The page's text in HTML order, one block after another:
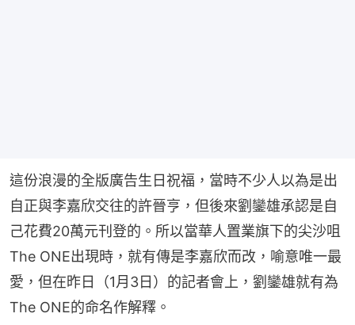
這份浪漫的全版廣告生日祝福，當時不少人以為是出
自正與李嘉欣交往的許晉亨，但後來劉鑾雄承認是自
己花費20萬元刊登的。所以當華人置業旗下的尖沙咀
The ONE出現時，就有傳是李嘉欣而改，喻意唯一最
愛，但在昨日（1月3日）的記者會上，劉鑾雄就有為
The ONE的命名作解釋。